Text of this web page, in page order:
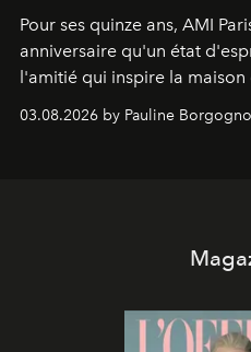
Pour ses quinze ans, AMI
anniversaire qu'un état
l'amitié qui inspire la maison
03.08.2026 by Pauline Borgogno